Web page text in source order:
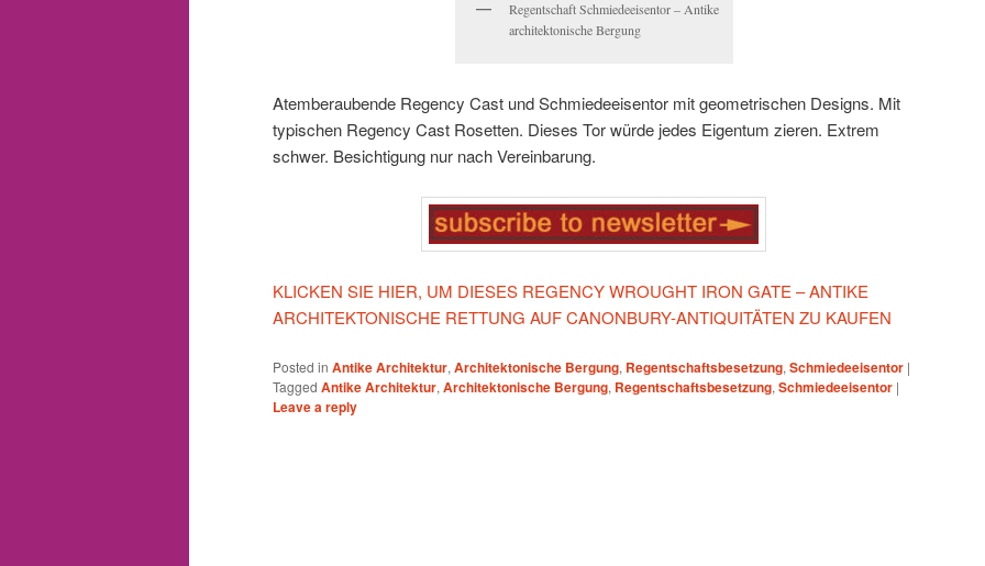
Regentschaft Schmiedeeisentor – Antike
architektonische Bergung
Atemberaubende Regency Cast und Schmiedeeisentor mit geometrischen Designs. Mit
typischen Regency Cast Rosetten. Dieses Tor würde jedes Eigentum zieren. Extrem
schwer. Besichtigung nur nach Vereinbarung.
KLICKEN SIE HIER, UM DIESES REGENCY WROUGHT IRON GATE – ANTIKE
ARCHITEKTONISCHE RETTUNG AUF CANONBURY-ANTIQUITÄTEN ZU KAUFEN
Posted in Antike Architektur, Architektonische Bergung, Regentschaftsbesetzung, Schmiedeeisentor |
Tagged Antike Architektur, Architektonische Bergung, Regentschaftsbesetzung, Schmiedeeisentor |
Leave a reply